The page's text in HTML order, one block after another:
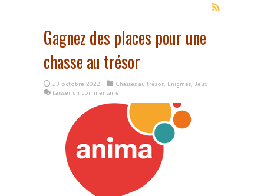
Gagnez des places pour une
chasse au trésor
23 octobre 2022 Chasses au trésor, Enigmes, Jeux
Laisser un commentaire